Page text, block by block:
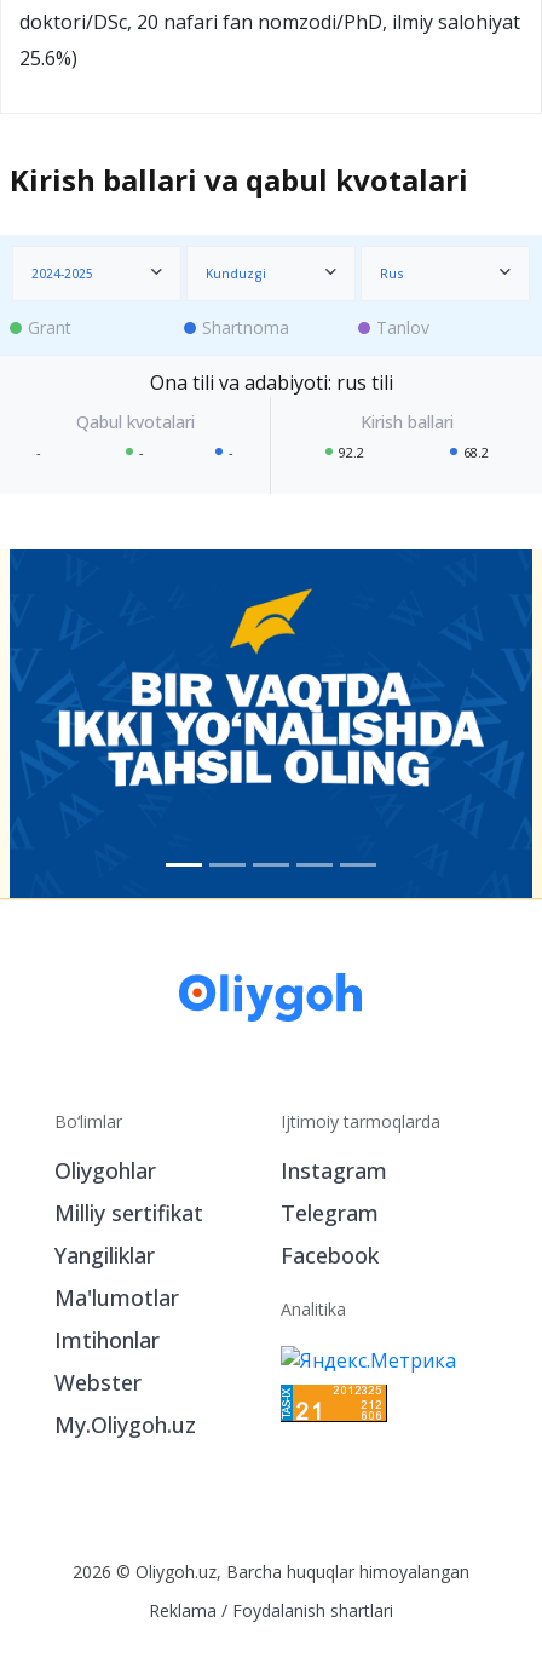
doktori/DSc, 20 nafari fan nomzodi/PhD, ilmiy salohiyat
25.6%)
Kirish ballari va qabul kvotalari
2024-2025 Kunduzgi Rus
Grant Shartnoma Tanlov
Ona tili va adabiyoti: rus tili
- - - 92.2 68.2
Bo‘limlar
Oliygohlar
Milliy sertifikat
Yangiliklar
Ma'lumotlar
Imtihonlar
Webster
My.Oliygoh.uz
Ijtimoiy tarmoqlarda
Instagram
Telegram
Facebook
Analitika
2026 © Oliygoh.uz, Barcha huquqlar himoyalangan
Reklama / Foydalanish shartlari